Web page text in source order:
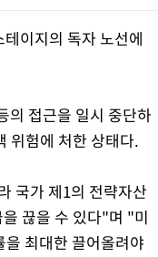
이지의 독자 노선에
의 접근을 일시 중단하
위험에 처한 상태다.
국가 제1의 전략자산
끊을 수 있다"며 "미
최대한 끌어올려야